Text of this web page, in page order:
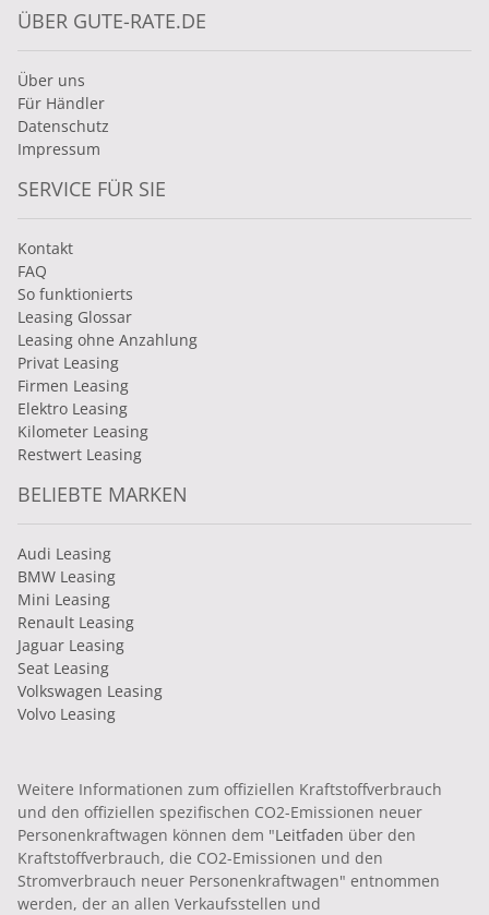
ÜBER GUTE-RATE.DE
Über uns
Für Händler
Datenschutz
Impressum
SERVICE FÜR SIE
Kontakt
FAQ
So funktionierts
Leasing Glossar
Leasing ohne Anzahlung
Privat Leasing
Firmen Leasing
Elektro Leasing
Kilometer Leasing
Restwert Leasing
BELIEBTE MARKEN
Audi Leasing
BMW Leasing
Mini Leasing
Renault Leasing
Jaguar Leasing
Seat Leasing
Volkswagen Leasing
Volvo Leasing
Weitere Informationen zum offiziellen Kraftstoffverbrauch
und den offiziellen spezifischen CO2-Emissionen neuer
Personenkraftwagen können dem "Leitfaden über den
Kraftstoffverbrauch, die CO2-Emissionen und den
Stromverbrauch neuer Personenkraftwagen" entnommen
werden, der an allen Verkaufsstellen und